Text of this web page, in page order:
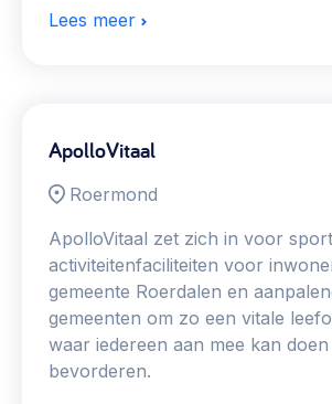
Lees meer
ApolloVitaal
Roermond
ApolloVitaal zet zich in voor
activiteitenfaciliteiten voor
gemeente Roerdalen en
gemeenten om zo een vitale
waar iedereen aan mee kan doen
bevorderen.